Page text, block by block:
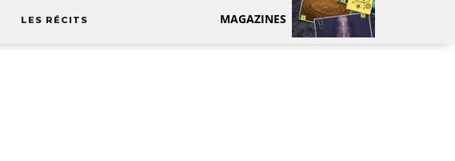
LES RÉCITS MAGAZINES